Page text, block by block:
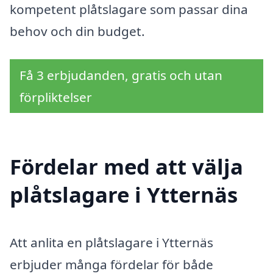
kompetent plåtslagare som passar dina
behov och din budget.
Få 3 erbjudanden, gratis och utan
förpliktelser
Fördelar med att välja
plåtslagare i Ytternäs
Att anlita en plåtslagare i Ytternäs
erbjuder många fördelar för både